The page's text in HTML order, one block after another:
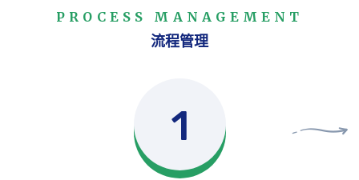
PROCESS MANAGEMENT
流程管理
1